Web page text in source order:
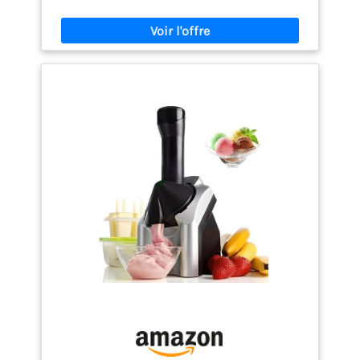
Assemblez l’appareil et ajoutez de la glace ainsi
que du sel gemme 3) Branchez et allumez l’appareil
Utilisation simple et rapide : il suffit d’ajouter le
mélange d’ingrédients dans l’appareil et d’utiliser
Fonctionnement silencieux : le moteur électrique
s’attache facilement à la cuve, assurant que toutes
les pièces sont imbriquées pour un
fonctionnement sûr et silencieux Nettoyage facile :
la cuve en aluminium permet de retirer facilement
les saletés pour un nettoyage facile Stockez
facilement les restes de crème glacée dans votre
congélateur